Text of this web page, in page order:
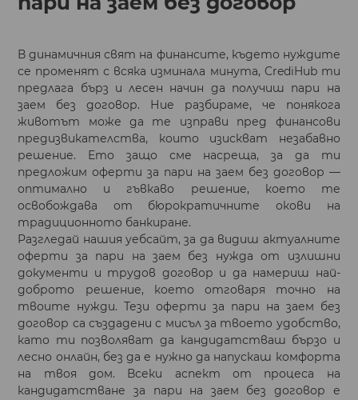
В динамичния свят на финансите, където нуждите
се променят с всяка изминала минута, CrediHub ти
предлага бърз и лесен начин да получиш пари на
заем без договор. Ние разбираме, че понякога
животът може да те изправи пред финансови
предизвикателства, които изискват незабавно
решение. Ето защо сме насреща, за да ти
предложим оферти за пари на заем без договор —
оптимално и гъвкаво решение, което те
освобождава от бюрократичните окови на
традиционното банкиране.
Разгледай нашия уебсайт, за да видиш актуалните
оферти за пари на заем без нужда от излишни
документи и трудов договор и да намериш най-
доброто решение, което отговаря точно на
твоите нужди. Тези оферти за пари на заем без
договор са създадени с мисъл за твоето удобство,
като ти позволяват да кандидатстваш бързо и
лесно онлайн, без да е нужно да напускаш комфорта
на твоя дом. Всеки аспект от процеса на
кандидатстване за пари на заем без договор е